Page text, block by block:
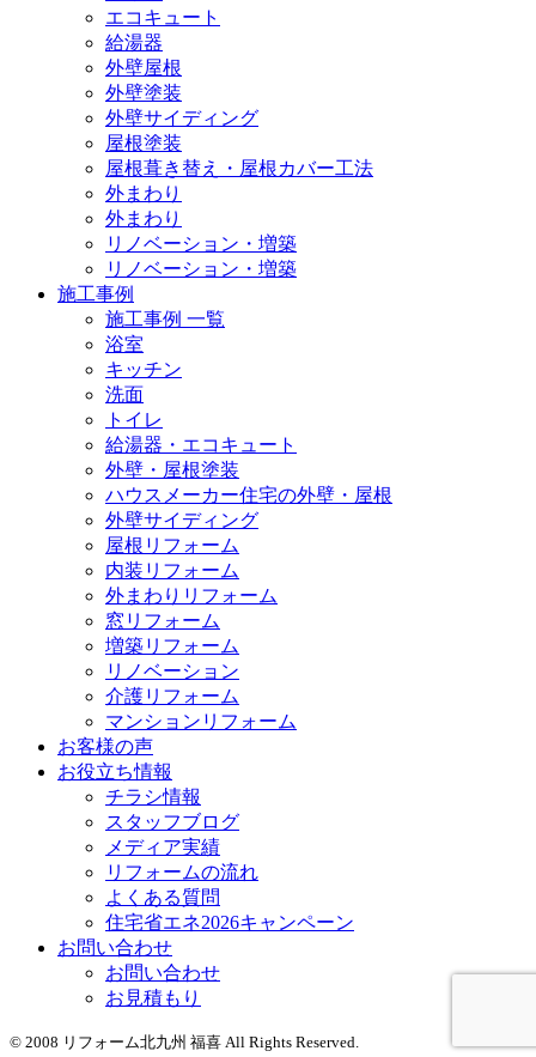
エコキュート
給湯器
外壁屋根
外壁塗装
外壁サイディング
屋根塗装
屋根葺き替え・屋根カバー工法
外まわり
外まわり
リノベーション・増築
リノベーション・増築
施工事例
施工事例 一覧
浴室
キッチン
洗面
トイレ
給湯器・エコキュート
外壁・屋根塗装
ハウスメーカー住宅の外壁・屋根
外壁サイディング
屋根リフォーム
内装リフォーム
外まわりリフォーム
窓リフォーム
増築リフォーム
リノベーション
介護リフォーム
マンションリフォーム
お客様の声
お役立ち情報
チラシ情報
スタッフブログ
メディア実績
リフォームの流れ
よくある質問
住宅省エネ2026キャンペーン
お問い合わせ
お問い合わせ
お見積もり
© 2008 リフォーム北九州 福喜 All Rights Reserved.